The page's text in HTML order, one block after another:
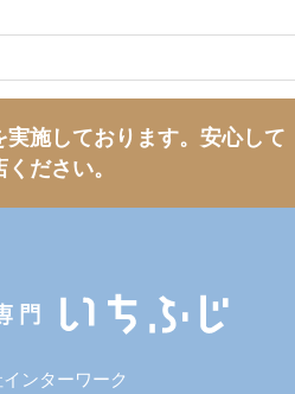
施しております。 安心して
ください。
ンターワーク